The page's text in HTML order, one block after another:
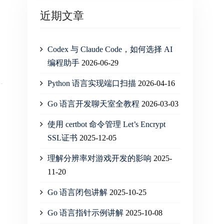
近期文章
Codex 与 Claude Code，如何选择 AI
编程助手 2026-06-29
Python 语言实现端口扫描 2026-04-16
Go 语言开发聊天室全教程 2026-03-03
使用 certbot 命令管理 Let’s Encrypt
SSL证书 2025-12-05
理解分辨率对游戏开发的影响 2025-
11-20
Go 语言闭包讲解 2025-10-25
Go 语言指针示例讲解 2025-10-08